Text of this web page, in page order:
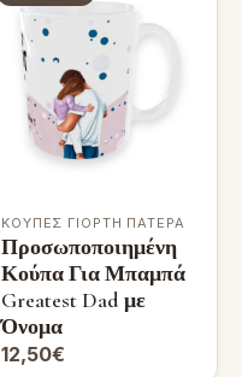
ΚΟΎΠΕΣ ΓΙΟΡΤΉ ΠΑΤΈΡΑ
Προσωποποιημένη
Κούπα Για Μπαμπά
Greatest Dad με
Όνομα
12,50€